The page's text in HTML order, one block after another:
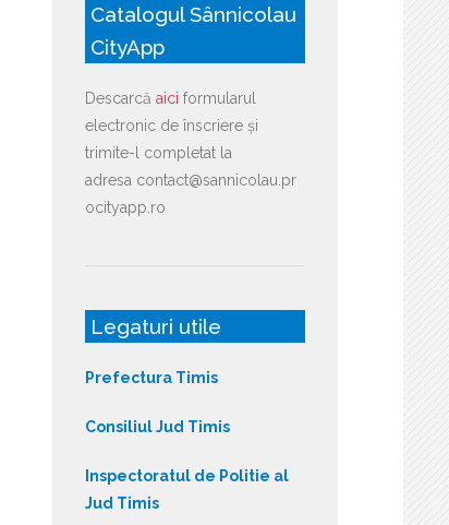
Catalogul Sânnicolau
CityApp
Descarcă aici formularul
electronic de înscriere și
trimite-l completat la
adresa contact@sannicolau.pr
ocityapp.ro
Legaturi utile
Prefectura Timis
Consiliul Jud Timis
Inspectoratul de Politie al
Jud Timis